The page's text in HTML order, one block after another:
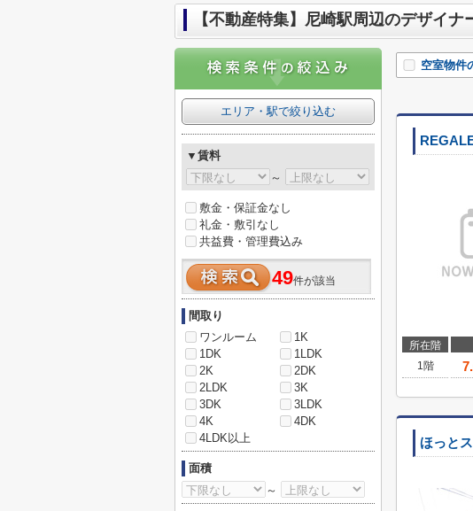
【不動産特集】尼崎駅周辺のデザイナ
空室物件
所在階
1階
ほっと
エリア・駅で絞り込む
▼賃料
～
敷金・保証金なし
礼金・敷引なし
共益費・管理費込み
49件が該当
間取り
ワンルーム
1K
1DK
1LDK
2K
2DK
2LDK
3K
3DK
3LDK
4K
4DK
4LDK以上
面積
～